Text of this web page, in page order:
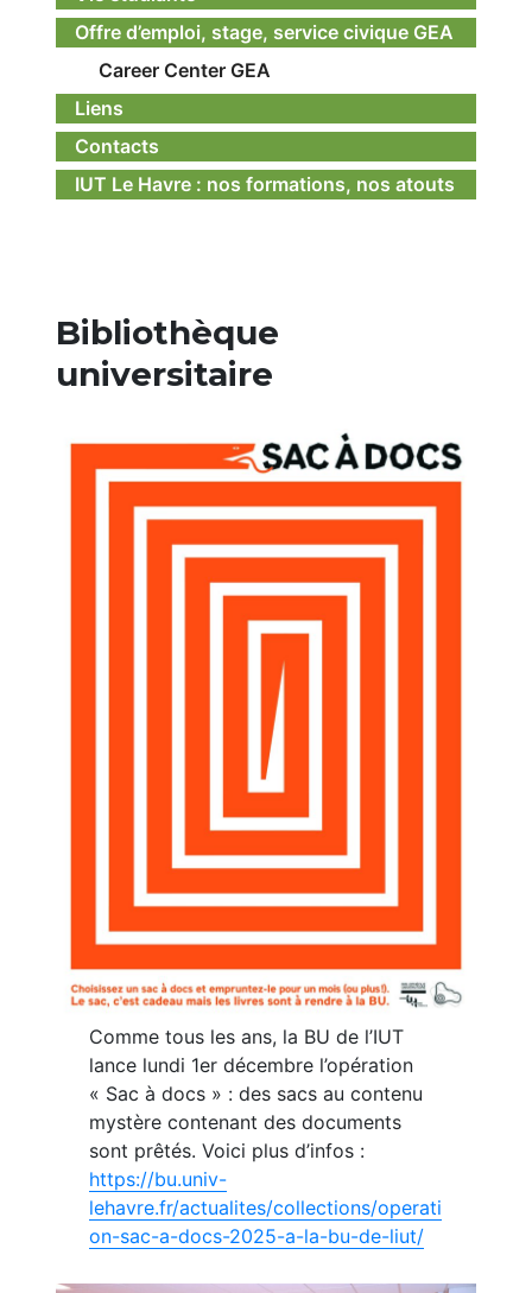
Offre d’emploi, stage, service civique GEA
Career Center GEA
Liens
Contacts
IUT Le Havre : nos formations, nos atouts
Bibliothèque
universitaire
Comme tous les ans, la BU de l’IUT
lance lundi 1er décembre l’opération
« Sac à docs » : des sacs au contenu
mystère contenant des documents
sont prêtés. Voici plus d’infos :
https://bu.univ-
lehavre.fr/actualites/collections/operati
on-sac-a-docs-2025-a-la-bu-de-liut/